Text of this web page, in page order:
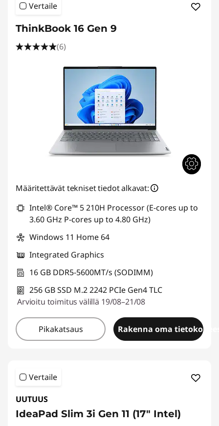
Vertaile
ThinkBook 16 Gen 9
(6)
Määritettävät tekniset tiedot alkavat:
Intel® Core™ 5 210H Processor (E-cores up to
3.60 GHz P-cores up to 4.80 GHz)
Windows 11 Home 64
Integrated Graphics
16 GB DDR5-5600MT/s (SODIMM)
256 GB SSD M.2 2242 PCIe Gen4 TLC
Arvioitu toimitus välillä 19/08–21/08
Pikakatsaus Rakenna oma
Vertaile
UUTUUS
IdeaPad Slim 3i Gen 11 (17" Intel)